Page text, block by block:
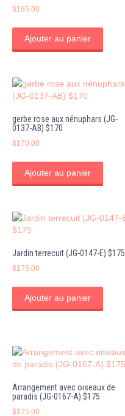
$165.00
Ajouter au panier
gerbe rose aux nénuphars (JG-
0137-AB) $170
$170.00
Ajouter au panier
Jardin terrecuit (JG-0147-E) $175
$175.00
Ajouter au panier
Arrangement avec oiseaux de
paradis (JG-0167-A) $175
$175.00